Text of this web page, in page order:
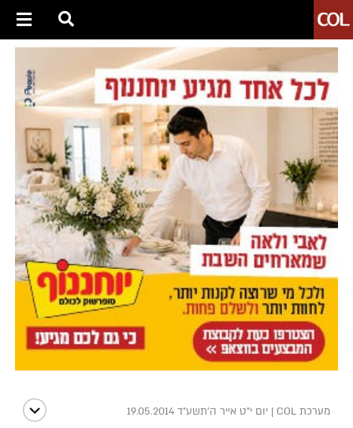
מערכת COL | יום י"ט אייר ה׳תשע״ד 19.05.2014